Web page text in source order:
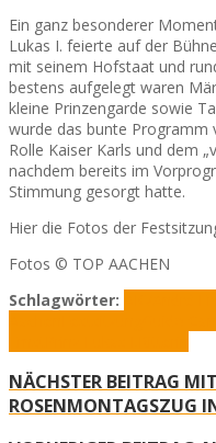
Ein ganz besonderer
Lukas I. feierte auf der
mit seinem Hofstaat und
bestens aufgelegt waren
kleine Prinzengarde sowie
wurde das bunte Programm
Rolle Kaiser Karls und dem
nachdem bereits im
Stimmung gesorgt hatte.
Hier die Fotos der
Fotos © TOP AACHEN
Schlagwörter:
NÄCHSTER BEITRAG
ROSENMONTAGSZUG